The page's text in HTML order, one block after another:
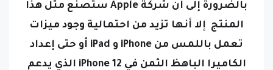
بالضرورة إلى أن شركة Apple ستصنع مثل هذا
المنتج إلا أنها تزيد من احتمالية وجود ميزات
تعمل باللمس من iPhone و iPad أو حتى إعداد
الكاميرا الباهظ الثمن في iPhone 12 الذي يدعم